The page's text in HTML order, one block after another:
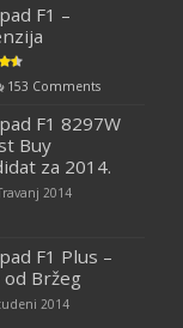
F1 –
153 Comments
F1 8297W
Buy
za 2014.
2014
F1 Plus –
od Bržeg
2014